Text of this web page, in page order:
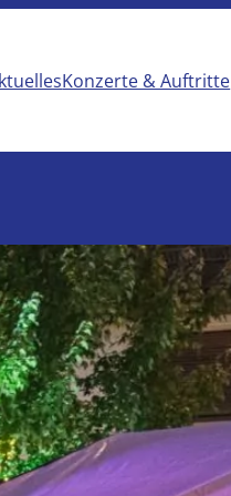
Konzerte & Auftritte